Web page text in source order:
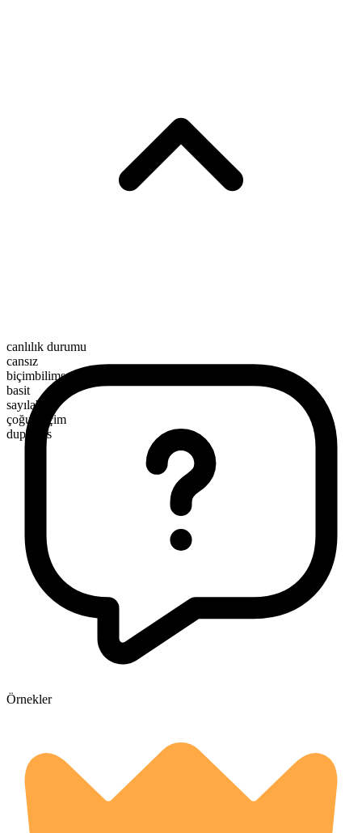
canlılık durumu
cansız
biçimbilimsel yapı
basit
sayılabilir
çoğul biçim
duplexes
Örnekler